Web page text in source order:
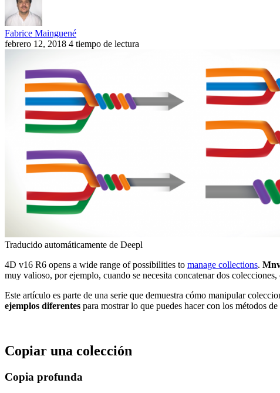
Fabrice Mainguené
febrero 12, 2018 4 tiempo de lectura
Traducido automáticamente de Deepl
4D v16 R6 opens a wide range of possibilities to manage collections. M
muy valioso, por ejemplo, cuando se necesita concatenar dos
Este artículo es parte de una serie que demuestra cómo manipular
ejemplos diferentes para mostrar lo que puedes hacer con los métodos
Copiar una colección
Copia profunda